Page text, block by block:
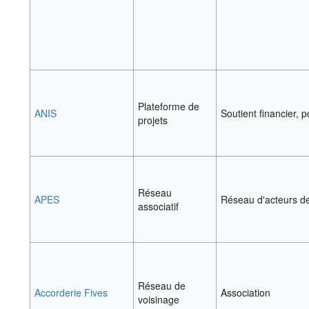
ANIS
Plateforme de
projets
Soutient financier,
APES
Réseau
associatif
Réseau d'acteurs
Accorderie Fives
Réseau de
voisinage
Association